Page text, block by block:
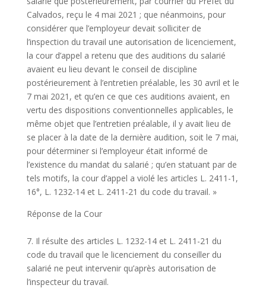
Calvados, reçu le 4 mai 2021 ; que néanmoins, pour
considérer que l’employeur devait solliciter de
l’inspection du travail une autorisation de licenciement,
la cour d’appel a retenu que des auditions du salarié
avaient eu lieu devant le conseil de discipline
postérieurement à l’entretien préalable, les 30 avril et le
7 mai 2021, et qu’en ce que ces auditions avaient, en
vertu des dispositions conventionnelles applicables, le
même objet que l’entretien préalable, il y avait lieu de
se placer à la date de la dernière audition, soit le 7 mai,
pour déterminer si l’employeur était informé de
l’existence du mandat du salarié ; qu’en statuant par de
tels motifs, la cour d’appel a violé les articles L. 2411-1,
16°, L. 1232-14 et L. 2411-21 du code du travail. »
Réponse de la Cour
7. Il résulte des articles L. 1232-14 et L. 2411-21 du
code du travail que le licenciement du conseiller du
salarié ne peut intervenir qu’après autorisation de
l’inspecteur du travail.